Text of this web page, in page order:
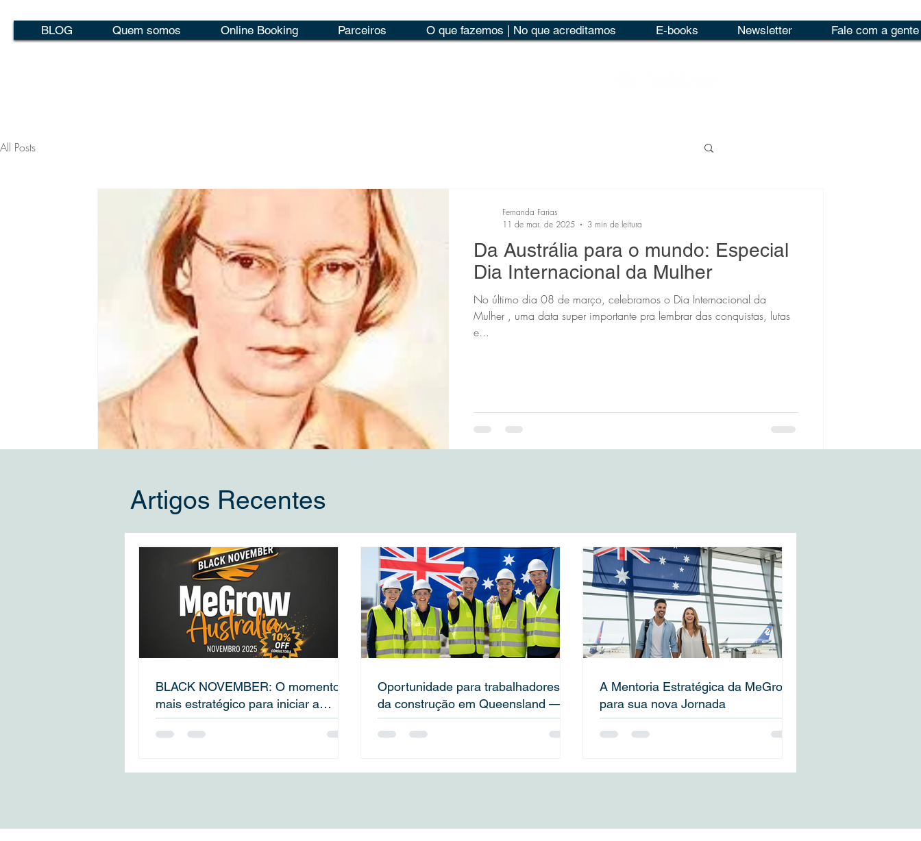
BLOG Quem somos Online Booking Parceiros O que fazemos | No que acreditamos E-books Newsletter Fale com a gente
All Posts
Da Austrália para o mundo: Especial
Dia Internacional da Mulher
No último dia 08 de março, celebramos o Dia Internacional da
Mulher , uma data super importante pra lembrar das conquistas, lutas
e...
Fernanda Farias
11 de mar. de 2025
3 min de leitura
Artigos Recentes
BLACK NOVEMBER: O momento
mais estratégico para iniciar a
aplicação para o seu Visto
Oportunidade para trabalhadores
da construção em Queensland —
saiba como se qualificar para vistos
qualificados
A Mentoria Estratégica da MeGrow
para sua nova Jornada